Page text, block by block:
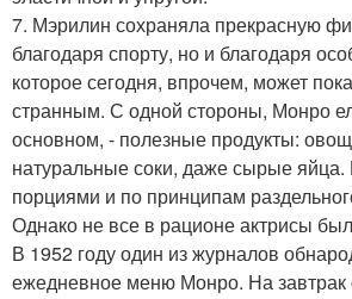
7. Мэрилин сохраняла прекрасную
благодаря спорту, но и благодаря
которое сегодня, впрочем, может
странным. С одной стороны, Монро
основном, - полезные продукты:
натуральные соки, даже сырые
порциями и по принципам
Однако не все в рационе актрисы
В 1952 году один из журналов
ежедневное меню Монро. На